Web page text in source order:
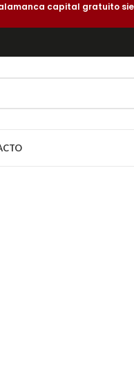
Salamanca capital gratuito